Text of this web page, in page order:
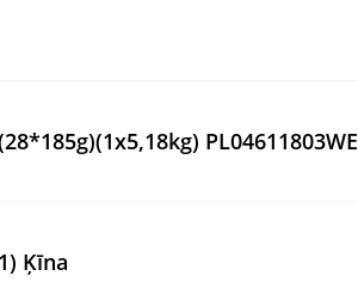
PL04611803WE
Ķīna